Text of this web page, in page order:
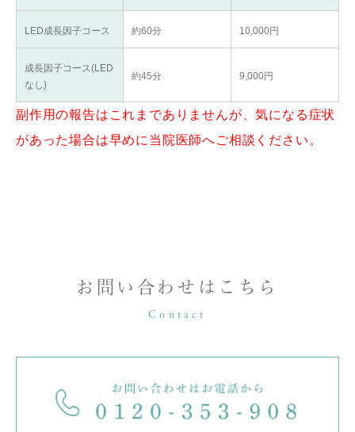
LED成長因子コース 約60分 10,000円
成長因子コース(LED
なし)
約45分 9,000円
副作用の報告はこれまでありませんが、気になる症状
があった場合は早めに当院医師へご相談ください。
お問い合わせはこちら
Contact